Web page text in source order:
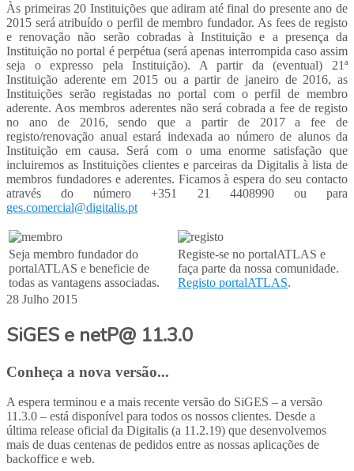
Às primeiras 20 Instituições que adiram até final do presente ano de
2015 será atribuído o perfil de membro fundador. As fees de registo
e renovação não serão cobradas à Instituição e a presença da
Instituição no portal é perpétua (será apenas interrompida caso assim
seja o expresso pela Instituição). A partir da (eventual) 21ª
Instituição aderente em 2015 ou a partir de janeiro de 2016, as
Instituições serão registadas no portal com o perfil de membro
aderente. Aos membros aderentes não será cobrada a fee de registo
no ano de 2016, sendo que a partir de 2017 a fee de
registo/renovação anual estará indexada ao número de alunos da
Instituição em causa. Será com o uma enorme satisfação que
incluiremos as Instituições clientes e parceiras da Digitalis à lista de
membros fundadores e aderentes. Ficamos à espera do seu contacto
através do número +351 21 4408990 ou para
ges.comercial@digitalis.pt
Seja membro fundador do
portalATLAS e beneficie de
todas as vantagens associadas.
Registe-se no portalATLAS e
faça parte da nossa comunidade.
Registo portalATLAS.
28 Julho 2015
SiGES e netP@ 11.3.0
Conheça a nova versão...
A espera terminou e a mais recente versão do SiGES – a versão
11.3.0 – está disponível para todos os nossos clientes. Desde a
última release oficial da Digitalis (a 11.2.19) que desenvolvemos
mais de duas centenas de pedidos entre as nossas aplicações de
backoffice e web.